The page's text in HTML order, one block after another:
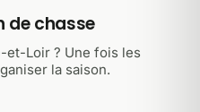
de chasse
et-Loir ? Une fois les
la saison.